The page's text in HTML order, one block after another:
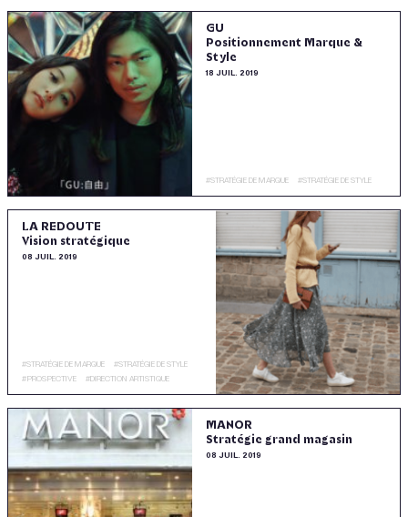
GU
Positionnement Marque &
Style
18 JUIL. 2019
#STRATÉGIE DE MARQUE #STRATÉGIE DE STYLE
LA REDOUTE
Vision stratégique
08 JUIL. 2019
#STRATÉGIE DE MARQUE #STRATÉGIE DE STYLE
#PROSPECTIVE #DIRECTION ARTISTIQUE
MANOR
Stratégie grand magasin
08 JUIL. 2019